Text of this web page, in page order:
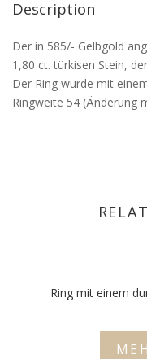
Description
Der in 585/- Gelbgold
1,80 ct. türkisen Stein,
Der Ring wurde mit
Ringweite 54 (Änderung
Ring mit einem